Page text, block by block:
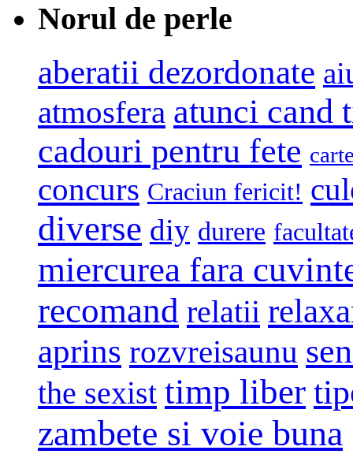
Norul de perle
aberatii dezordonate
atmosfera atunci cand
cadouri pentru fete
concurs Craciun fericit!
diverse diy durere
miercurea fara
recomand relatii
aprins rozvreisaunu
the sexist timp liber
zambete si voie buna